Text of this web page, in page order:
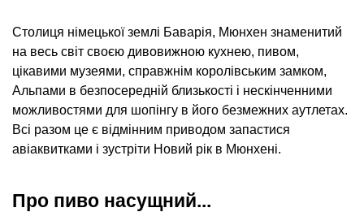
Столиця німецької землі Баварія, Мюнхен знаменитий
на весь світ своєю дивовижною кухнею, пивом,
цікавими музеями, справжнім королівським замком,
Альпами в безпосередній близькості і нескінченними
можливостями для шопінгу в його безмежних аутлетах.
Всі разом це є відмінним приводом запастися
авіаквитками і зустріти Новий рік в Мюнхені.
Про пиво насущний...